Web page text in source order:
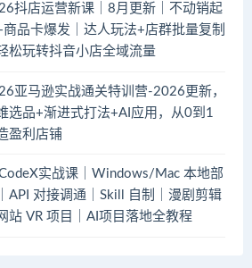
抖店运营新课｜8月更新｜不动销起
商品卡爆发｜达人玩法+店群批量复制
松玩转抖音小店全域流量
亚马逊实战通关特训营-2026更新，
选品+渐进式打法+AI应用，从0到1
盈利店铺
实战课｜Windows/Mac 本地部
API 对接调通｜Skill 自制｜漫剧剪辑
站 VR 项目｜AI项目落地全教程